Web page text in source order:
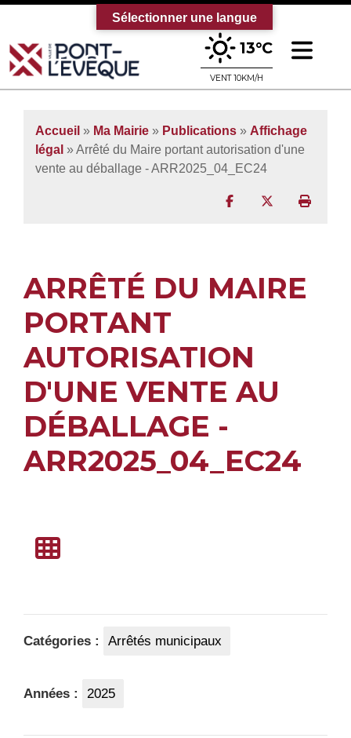
Bienvenue sur le site officiel de la
13°C
VENT 10KM/H
Accueil » Ma Mairie » Publications » Affichage
légal » Arrêté du Maire portant autorisation d'une
vente au déballage - ARR2025_04_EC24
Partager surPartager sur
ARRÊTÉ DU MAIRE
PORTANT
AUTORISATION
D'UNE VENTE AU
DÉBALLAGE -
ARR2025_04_EC24
Catégories : Arrêtés municipaux
Années : 2025
Sélectionner une langue